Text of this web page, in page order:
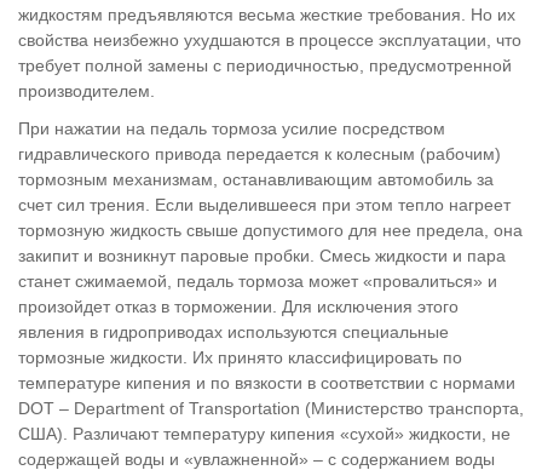
жидкостям предъявляются весьма жесткие требования. Но их
свойства неизбежно ухудшаются в процессе эксплуатации, что
требует полной замены с периодичностью, предусмотренной
производителем.
При нажатии на педаль тормоза усилие посредством
гидравлического привода передается к колесным (рабочим)
тормозным механизмам, останавливающим автомобиль за
счет сил трения. Если выделившееся при этом тепло нагреет
тормозную жидкость свыше допустимого для нее предела, она
закипит и возникнут паровые пробки. Смесь жидкости и пара
станет сжимаемой, педаль тормоза может «провалиться» и
произойдет отказ в торможении. Для исключения этого
явления в гидроприводах используются специальные
тормозные жидкости. Их принято классифицировать по
температуре кипения и по вязкости в соответствии с нормами
DOT – Department of Transportation (Министерство транспорта,
США). Различают температуру кипения «сухой» жидкости, не
содержащей воды и «увлажненной» – с содержанием воды